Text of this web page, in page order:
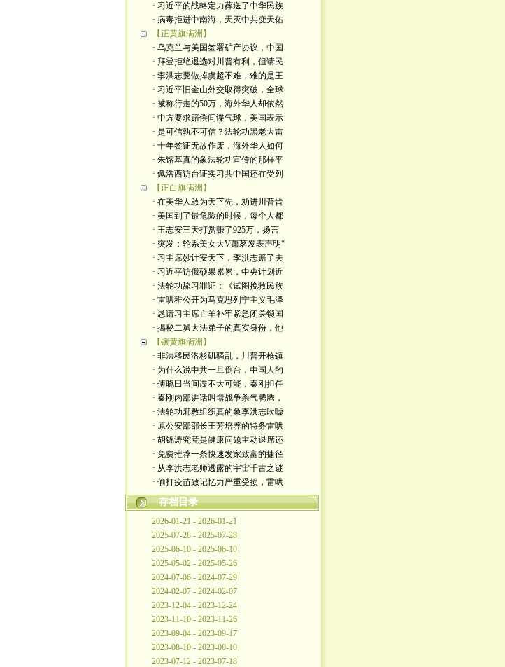
· 习近平的战略定力葬送了中华民族
· 病毒拒进中南海，天灭中共变天佑
【正黄旗满洲】
· 乌克兰与美国签署矿产协议，中国
· 拜登拒绝退选对川普有利，但请民
· 李洪志要做掉虞超不难，难的是王
· 习近平旧金山外交取得突破，全球
· 被称行走的50万，海外华人却依然
· 中方要求赔偿间谍气球，美国表示
· 是可信孰不可信？法轮功黑老大雷
· 十年签证无故作废，海外华人如何
· 朱镕基真的象法轮功宣传的那样平
· 佩洛西访台证实习共中国还在受列
【正白旗满洲】
· 在美华人敢为天下先，劝进川普晋
· 美国到了最危险的时候，每个人都
· 王志安三天打赏赚了925万，扬言
· 突发：轮系美女大V蕭茗发表声明“
· 习主席妙计安天下，李洪志赔了夫
· 习近平访俄硕果累累，中央计划近
· 法轮功舔习罪证：《试图挽救民族
· 雷哄稚公开为马克思列宁主义毛泽
· 恳请习主席亡羊补牢紧急闭关锁国
· 揭秘二舅大法弟子的真实身份，他
【镶黄旗满洲】
· 非法移民洛杉矶骚乱，川普开枪镇
· 为什么说中共一旦倒台，中国人的
· 傅晓田当间谍不大可能，秦刚担任
· 秦刚内部讲话叫嚣战争杀气腾腾，
· 法轮功邪教组织真的象李洪志吹嘘
· 原公安部部长王芳培养的特务雷哄
· 胡锦涛究竟是健康问题主动退席还
· 免费推荐一条快速发家致富的捷径
· 从李洪志老师透露的宇宙千古之谜
· 偷打疫苗致记忆力严重受损，雷哄
存档目录
2026-01-21 - 2026-01-21
2025-07-28 - 2025-07-28
2025-06-10 - 2025-06-10
2025-05-02 - 2025-05-26
2024-07-06 - 2024-07-29
2024-02-07 - 2024-02-07
2023-12-04 - 2023-12-24
2023-11-10 - 2023-11-26
2023-09-04 - 2023-09-17
2023-08-10 - 2023-08-10
2023-07-12 - 2023-07-18